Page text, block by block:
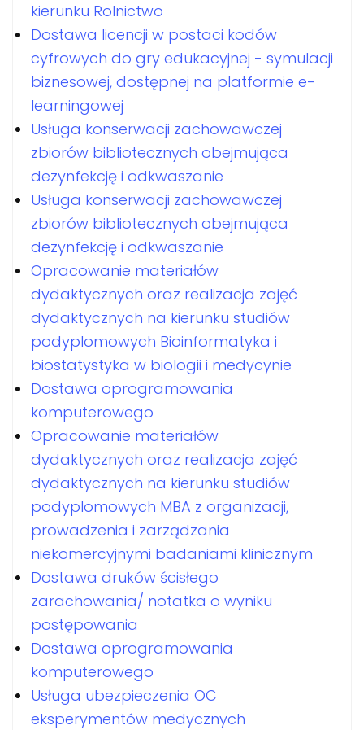
kierunku Rolnictwo
Dostawa licencji w postaci kodów
cyfrowych do gry edukacyjnej - symulacji
biznesowej, dostępnej na platformie e-
learningowej
Usługa konserwacji zachowawczej
zbiorów bibliotecznych obejmująca
dezynfekcję i odkwaszanie
Usługa konserwacji zachowawczej
zbiorów bibliotecznych obejmująca
dezynfekcję i odkwaszanie
Opracowanie materiałów
dydaktycznych oraz realizacja zajęć
dydaktycznych na kierunku studiów
podyplomowych Bioinformatyka i
biostatystyka w biologii i medycynie
Dostawa oprogramowania
komputerowego
Opracowanie materiałów
dydaktycznych oraz realizacja zajęć
dydaktycznych na kierunku studiów
podyplomowych MBA z organizacji,
prowadzenia i zarządzania
niekomercyjnymi badaniami klinicznym
Dostawa druków ścisłego
zarachowania/ notatka o wyniku
postępowania
Dostawa oprogramowania
komputerowego
Usługa ubezpieczenia OC
eksperymentów medycznych